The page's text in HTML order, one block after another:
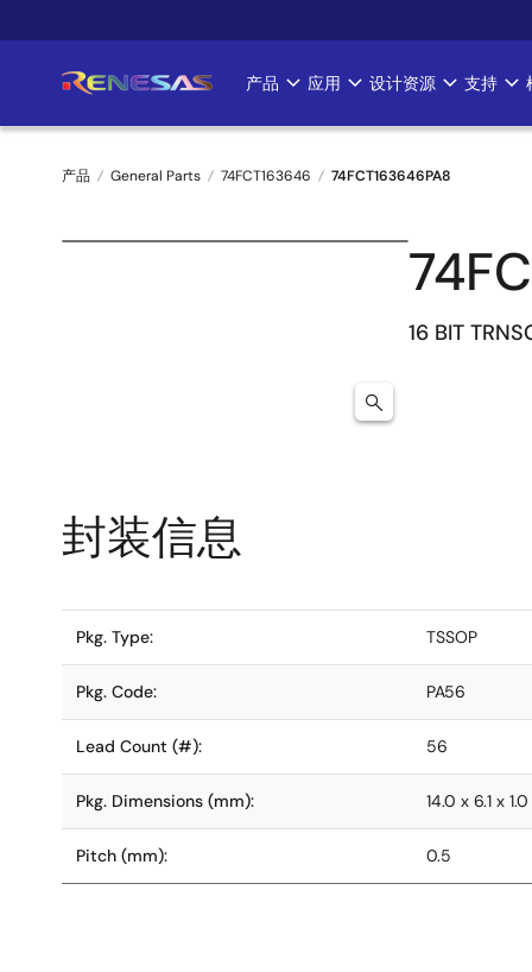
转
要
Main
navigation
产品 应用 设计资源 支持
面
产品 General Parts 74FCT163646 74FCT163646PA8
16 BIT
封装信息
Pkg. Type: TSSOP
Pkg. Code: PA56
Lead Count (#): 56
Pkg. Dimensions (mm): 14.0 x 6.1 x 1.0
Pitch (mm): 0.5